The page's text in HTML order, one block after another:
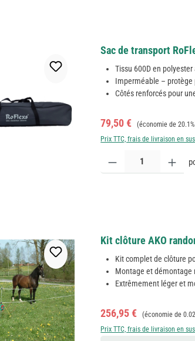
Sac de transport
Tissu 600D en
Imperméable – protège
Côtés renforcés pour
Prix de vente :
79,50 € Prix régulier :
(économie de
Prix TTC, frais de livraison en sus
Quantité de produit :
Kit clôture AKO
Kit complet de clôture
Montage et démontage
Extrêmement léger et
Prix de vente :
256,95 € Prix régulier :
(économie de
Prix TTC, frais de livraison en sus